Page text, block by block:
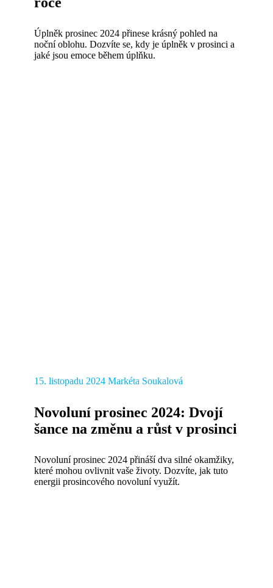
Úplněk prosinec 2024 přinese krásný pohled na
noční oblohu. Dozvíte se, kdy je úplněk v prosinci a
jaké jsou emoce během úplňku.
15. listopadu 2024 Markéta Soukalová
Novoluní prosinec 2024: Dvojí
šance na změnu a růst v prosinci
Novoluní prosinec 2024 přináší dva silné okamžiky,
které mohou ovlivnit vaše životy. Dozvíte, jak tuto
energii prosincového novoluní využít.